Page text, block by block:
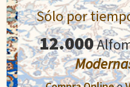
Sólo por
12.000